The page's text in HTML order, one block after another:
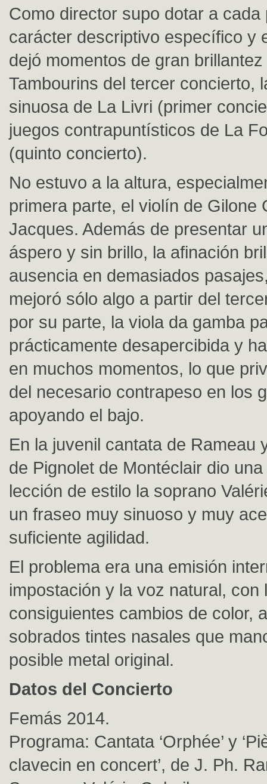
Como director supo dotar a cada
carácter descriptivo específico y
dejó momentos de gran
Tambourins del tercer concierto,
sinuosa de La Livri (primer
juegos contrapuntísticos de La
(quinto concierto).
No estuvo a la altura,
primera parte, el violín de Gilone
Jacques. Además de presentar
áspero y sin brillo, la afinación
ausencia en demasiados
mejoró sólo algo a partir del
por su parte, la viola da gamba
prácticamente desapercibida y
en muchos momentos, lo que
del necesario contrapeso en los
apoyando el bajo.
En la juvenil cantata de Rameau
de Pignolet de Montéclair dio
lección de estilo la soprano
un fraseo muy sinuoso y muy
suficiente agilidad.
El problema era una emisión
impostación y la voz natural, con
consiguientes cambios de color,
sobrados tintes nasales que
posible metal original.
Datos del Concierto
Femás 2014.
Programa: Cantata ‘Orphée’ y
clavecin en concert’, de J. Ph.